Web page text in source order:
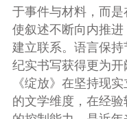
于事件与材料，而是
使叙述不断向内推
建立联系。语言保
纪实书写获得更为开
《绽放》在坚持现
的文学维度，在经